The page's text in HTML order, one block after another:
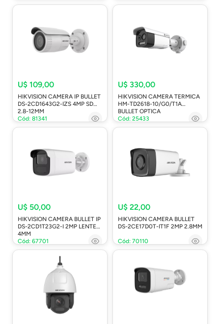
U$ 109,00
HIKVISION CAMERA IP BULLET
DS-2CD1643G2-IZS 4MP SD
2.8-12MM
Cód: 81341
U$ 330,00
HIKVISION CAMERA TERMICA
HM-TD2618-10/G0/T1A
BULLET OPTICA
Cód: 25433
U$ 50,00
HIKVISION CAMERA BULLET IP
DS-2CD1T23G2-I 2MP LENTE
4MM
Cód: 67701
U$ 22,00
HIKVISION CAMERA BULLET
DS-2CE17D0T-IT1F 2MP 2.8MM
Cód: 70110